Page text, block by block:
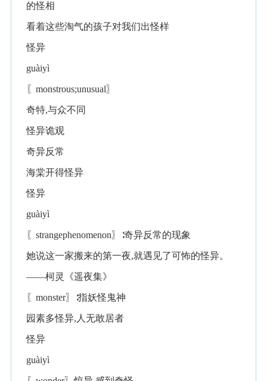
的怪相
看着这些淘气的孩子对我们出怪样
怪异
guàiyì
〖monstrous;unusual〗
奇特,与众不同
怪异诡观
奇异反常
海棠开得怪异
怪异
guàiyì
〖strangephenomenon〗∶奇异反常的现象
她说这一家搬来的第一夜,就遇见了可怖的怪异。
——柯灵《遥夜集》
〖monster〗∶指妖怪鬼神
园素多怪异,人无敢居者
怪异
guàiyì